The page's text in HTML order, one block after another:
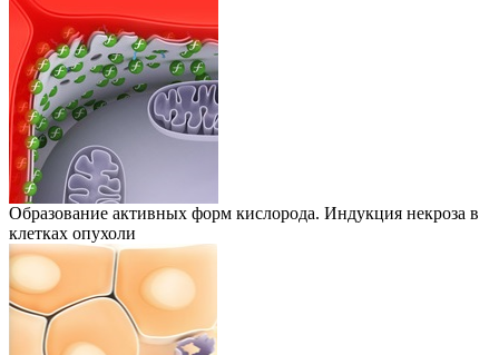
Образование активных форм кислорода. Индукция некроза в
клетках опухоли